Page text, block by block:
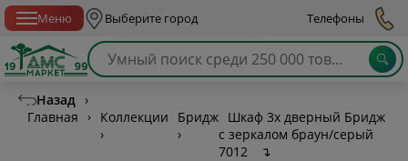
Меню Выберите город Телефоны
Назад ›
Главная
›
Коллекции
›
Бридж
›
Шкаф 3х дверный Бридж
с зеркалом браун/серый
7012
↴